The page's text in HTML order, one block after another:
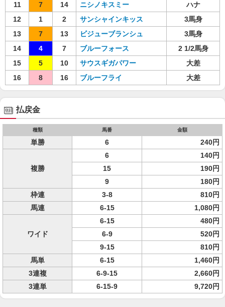
11
7 14 ニシノキスミー
ハナ
12
1 2 サンシャインキッス
3馬身
13
7 13 ビジューブランシュ
3馬身
14
4 7 ブルーフォース
2 1/2馬身
15
5 10 サウスギガパワー
大差
16
8 16 ブルーフライ 大差
払戻金
種類 馬番 金額
単勝 6 240円
複勝
6
140円
15
190円
9
180円
枠連
3-8
810円
馬連
6-15 1,080円
ワイド
6-15
480円
6-9
520円
9-15
810円
馬単
6-15
1,460円
3連複
6-9-15
2,660円
3連単
6-15-9 9,720円